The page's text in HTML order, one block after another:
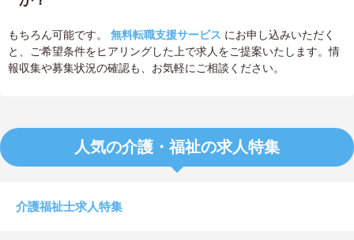
もちろん可能です。 無料転職支援サービス にお申し込みいただく
と、ご希望条件をヒアリングした上で求人をご提案いたします。情
報収集や募集状況の確認も、お気軽にご相談ください。
人気の介護・福祉の求人特集
介護福祉士求人特集